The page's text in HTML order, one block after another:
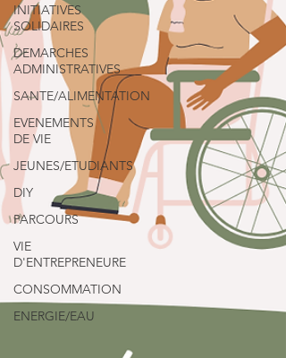
INITIATIVES
SOLIDAIRES
DEMARCHES
ADMINISTRATIVES
SANTE/ALIMENTATION
EVENEMENTS
DE VIE
JEUNES/ETUDIANTS
DIY
PARCOURS
VIE
D'ENTREPRENEURE
CONSOMMATION
ENERGIE/EAU